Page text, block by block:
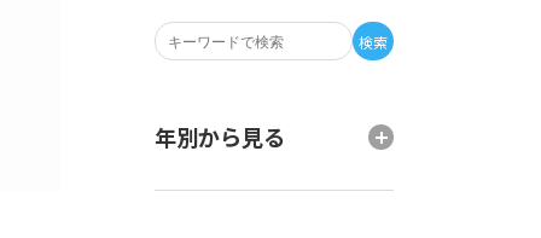
検索
年別から見る